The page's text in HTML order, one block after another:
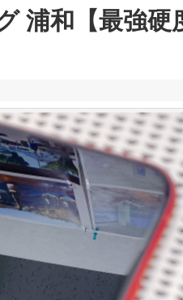
浦和【最強硬